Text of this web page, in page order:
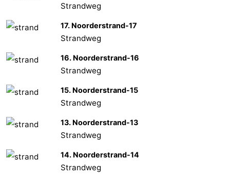
Strandweg
17. Noorderstrand-17
Strandweg
16. Noorderstrand-16
Strandweg
15. Noorderstrand-15
Strandweg
13. Noorderstrand-13
Strandweg
14. Noorderstrand-14
Strandweg